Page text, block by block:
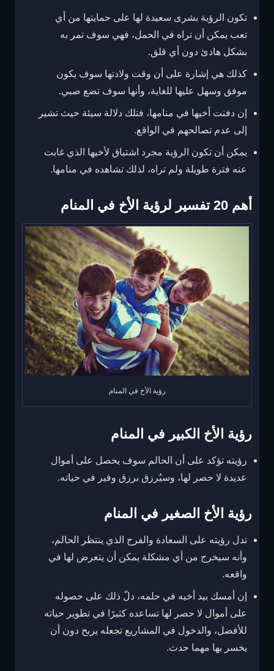
تكون الرؤية بشرى سعيدة لها على حمايتها من أي
تعب يمكن أن تراه في الحمل، فهي سوف تمر به
بشكل هادئ دون أي قلق.
كذلك هي إشارة على أن وقت ولادتها سوف يكون
موفق وسهل عليها للغاية، وأنها سوف تضع صبي.
إن دفنت أخيها في منامها، فتلك دلالة سيئة حيث تشير
إلى عدم تصالحهم في الواقع.
يمكن أن تكون الرؤية مجرد اشتياق لأخيها الذي غابت
عنه فترة طويلة ولم تراه، لذلك تشاهده في منامها.
أهم 20 تفسير لرؤية الأخ في المنام
رؤية الأخ في المنام
رؤية الأخ الكبير في المنام
رؤيته تؤكد على أن الحالم سوف يحصل على أموال
عديدة لا حصر لها، وسيُرزق برزق وفير في حياته.
رؤية الأخ الصغير في المنام
تدل رؤيته على السعادة والفرح الذي ينتظر الحالم،
وأنه سيخرج من أي مشكلة يمكن أن يتعرض لها في
واقعه.
إن أمسك بيد أخيه في حلمه، دلّ ذلك على حصوله
على أموال لا حصر لها تساعده كثيرًا في تطوير حياته
للأفضل، والدخول في المشاريع تجعله يربح دون أن
يخسر بها مهما حدث.